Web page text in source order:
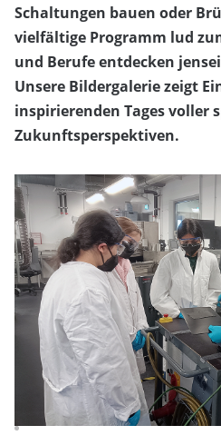
Schaltungen bauen oder
vielfältige Programm lud
und Berufe entdecken
Unsere Bildergalerie zeigt
inspirierenden Tages voller
Zukunftsperspektiven.